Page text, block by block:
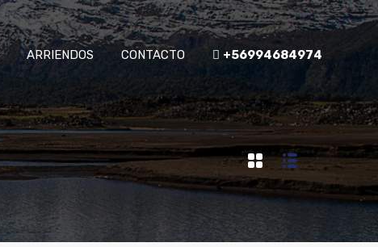
ARRIENDOS CONTACTO +56994684974